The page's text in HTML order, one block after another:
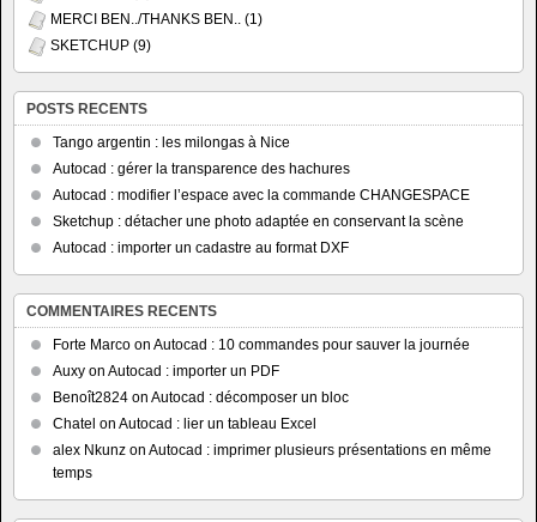
MERCI BEN../THANKS BEN..
(1)
SKETCHUP (9)
POSTS RECENTS
Tango argentin : les milongas à Nice
Autocad : gérer la transparence des hachures
Autocad : modifier l’espace avec la commande CHANGESPACE
Sketchup : détacher une photo adaptée en conservant la scène
Autocad : importer un cadastre au format DXF
COMMENTAIRES RECENTS
Forte Marco on Autocad : 10 commandes pour sauver la journée
Auxy on Autocad : importer un PDF
Benoît2824 on Autocad : décomposer un bloc
Chatel on Autocad : lier un tableau Excel
alex Nkunz on Autocad : imprimer plusieurs présentations en même
temps